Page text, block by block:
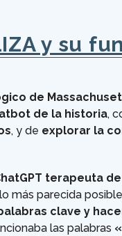
y su
de
de la historia,
, y de explorar la
terapeuta
lo más parecida
clave y
las palabras